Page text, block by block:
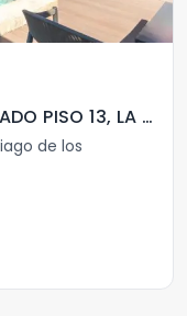
VENTA APARTAMENTO AMUEBLADO PISO 13, LA ESMERALDA
de los